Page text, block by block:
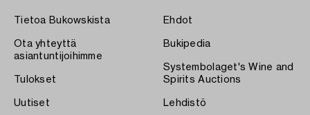
Tietoa Bukowskista
Ota yhteyttä
asiantuntijoihimme
Tulokset
Uutiset
Ehdot
Bukipedia
Systembolaget's Wine and
Spirits Auctions
Lehdistö